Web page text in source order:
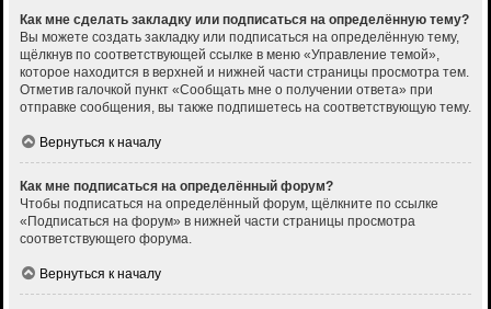
Как мне сделать закладку или подписаться на определённую тему?
Вы можете создать закладку или подписаться на определённую тему,
щёлкнув по соответствующей ссылке в меню «Управление темой»,
которое находится в верхней и нижней части страницы просмотра тем.
Отметив галочкой пункт «Сообщать мне о получении ответа» при
отправке сообщения, вы также подпишетесь на соответствующую тему.
Вернуться к началу
Как мне подписаться на определённый форум?
Чтобы подписаться на определённый форум, щёлкните по ссылке
«Подписаться на форум» в нижней части страницы просмотра
соответствующего форума.
Вернуться к началу